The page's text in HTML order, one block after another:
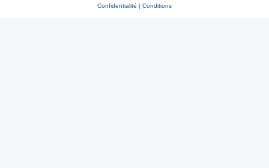
Confidentialité | Conditions